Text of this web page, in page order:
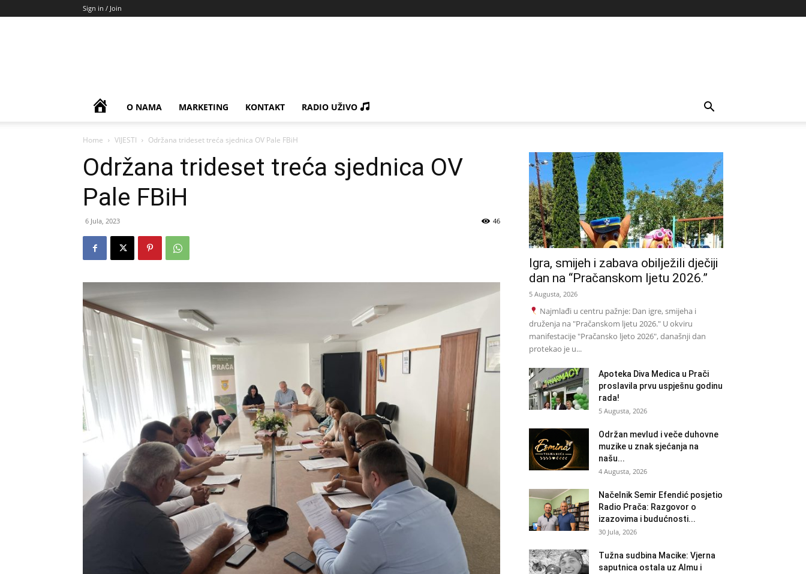
Sign in / Join
HOMEO NAMA MARKETING KONTAKT RADIO UŽIVO
Home VIJESTI Održana trideset treća sjednica OV Pale FBiH
Održana trideset treća sjednica OV
Pale FBiH
6 Jula, 2023 46
Igra, smijeh i zabava obilježili dječiji
dan na “Pračanskom ljetu 2026.”
5 Augusta, 2026
Najmlađi u centru pažnje: Dan igre, smijeha i
druženja na "Pračanskom ljetu 2026." U okviru
manifestacije "Pračansko ljeto 2026", današnji dan
protekao je u...
Apoteka Diva Medica u Prači
proslavila prvu uspješnu godinu
rada!
5 Augusta, 2026
Održan mevlud i veče duhovne
muzike u znak sjećanja na
našu...
4 Augusta, 2026
Načelnik Semir Efendić posjetio
Radio Prača: Razgovor o
izazovima i budućnosti...
30 Jula, 2026
Tužna sudbina Macike: Vjerna
saputnica ostala uz Almu i